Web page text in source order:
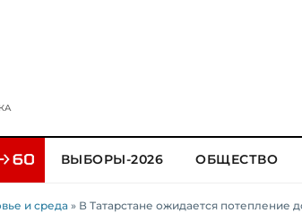
ВЫБОРЫ-2026 ОБЩЕСТВО
и среда » В Татарстане ожидается потепление